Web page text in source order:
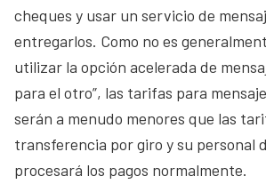
cheques y usar un servicio de
entregarlos. Como no es
utilizar la opción acelerada de
para el otro”, las tarifas para
serán a menudo menores que las
transferencia por giro y su personal
procesará los pagos normalmente.